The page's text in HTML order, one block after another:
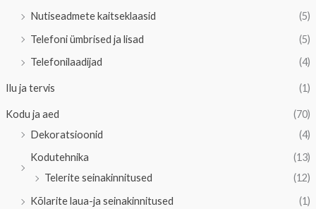
Nutiseadmete kaitseklaasid
(5)
Telefoni ümbrised ja lisad
(5)
Telefonilaadijad
(4)
Ilu ja tervis (1)
Kodu ja aed
(70)
Dekoratsioonid
(4)
Kodutehnika
(13)
Telerite seinakinnitused
(12)
Kõlarite laua-ja seinakinnitused
(1)